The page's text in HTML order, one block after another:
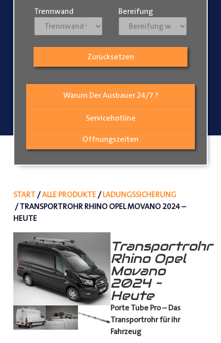
Warum Der Ausbauer 24/7 ?
Servicehotline
Öffnungszeiten
Trennwand Bereifung
Zurücksetzen
START/ALLE PRODUKTE/LADUNGSSICHERUNG
/ TRANSPORTROHR RHINO OPEL MOVANO 2024 –
HEUTE
Transportrohr
Rhino Opel
Movano
2024 –
Heute
Porte Tube Pro – Das
Transportrohr für ihr
Fahrzeug